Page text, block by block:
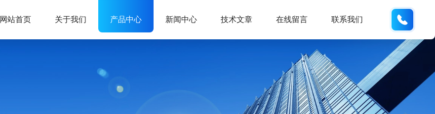
网站首页 关于我们 产品中心 新闻中心 技术文章 在线留言 联系我们